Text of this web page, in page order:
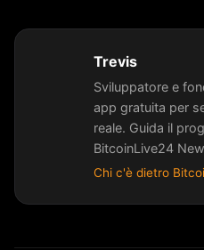
Trevis
Sviluppatore e
app gratuita per
reale. Guida il
BitcoinLive24
Chi c'è dietro